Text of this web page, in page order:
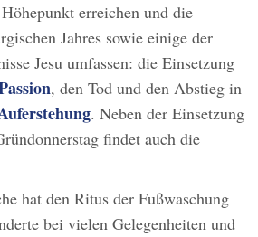
erreichen und die
Jahres sowie einige der
Jesu umfassen: die Einsetzung
, den Tod und den Abstieg in
. Neben der Einsetzung
findet auch die
hat den Ritus der Fußwaschung
bei vielen Gelegenheiten und